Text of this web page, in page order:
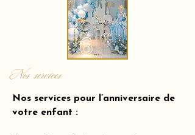
Nos services
Nos services pour l’anniversaire de
votre enfant :